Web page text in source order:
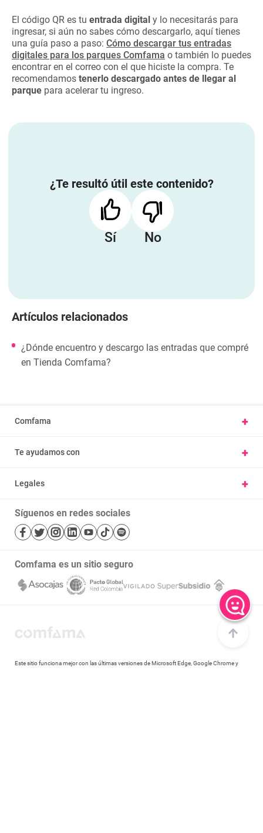
El código QR es tu entrada digital y lo necesitarás para
ingresar, si aún no sabes cómo descargarlo, aquí tienes
una guía paso a paso: Cómo descargar tus entradas
digitales para los parques Comfama o también lo puedes
encontrar en el correo con el que hiciste la compra. Te
recomendamos tenerlo descargado antes de llegar al
parque para acelerar tu ingreso.
¿Te resultó útil este contenido?
Sí No
Artículos relacionados
¿Dónde encuentro y descargo las entradas que compré
en Tienda Comfama?
Comfama +
Presentar una petición u observación
Trabaje con nosotros
Te ayudamos con +
Parques
Salud
Bibliotecas
Legales +
Términos y condiciones
Mapa de sitio
Síguenos en redes sociales
Comfama es un sitio seguro
Este sitio funciona mejor con las últimas versiones de Microsoft Edge, Google Chrome y